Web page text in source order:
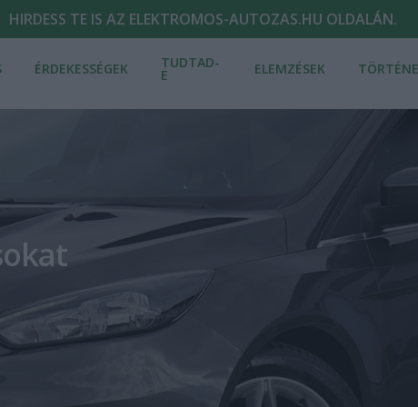
HIRDESS TE IS AZ ELEKTROMOS-AUTOZAS.HU OLDALÁN.
ÉRDEKESSÉGEK TUDTAD-
E ELEMZÉSEK